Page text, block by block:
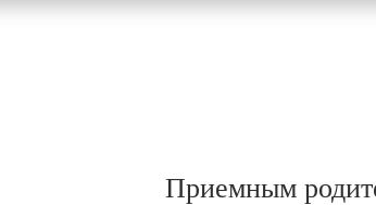
Приемным